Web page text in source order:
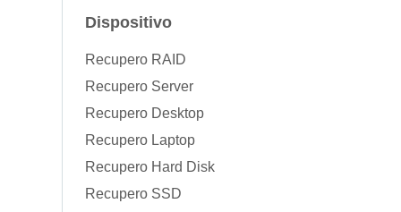
Dispositivo
Recupero RAID
Recupero Server
Recupero Desktop
Recupero Laptop
Recupero Hard Disk
Recupero SSD